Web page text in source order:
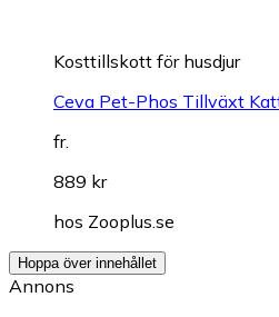
Kosttillskott för husdjur
Ceva Pet-Phos Tillväxt
fr.
889 kr
hos Zooplus.se
Hoppa över innehållet
Annons